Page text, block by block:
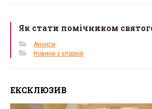
Як стати помічником
Анонси
Новини з єпархій
ЕКСКЛЮЗИВ